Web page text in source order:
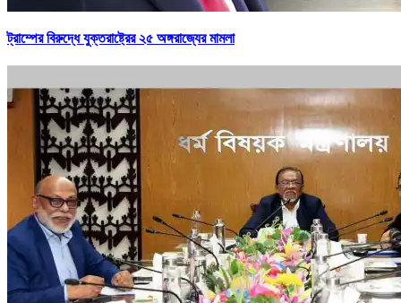
ট্রাম্পের বিরুদ্ধে যুক্তরাষ্ট্রের ২৫ অঙ্গরাজ্যের মামলা